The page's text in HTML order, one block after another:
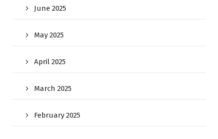
June 2025
May 2025
April 2025
March 2025
February 2025